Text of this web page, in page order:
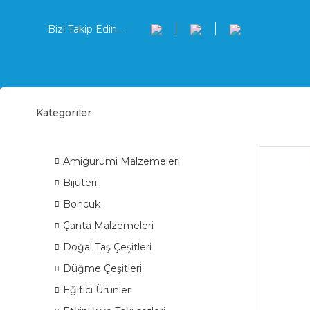
Bizi Takip Edin...
Kategoriler
ÜRÜN GRUPLARI
Amigurumi Malzemeleri
Bijuteri
Boncuk
Çanta Malzemeleri
Doğal Taş Çeşitleri
Düğme Çeşitleri
Eğitici Ürünler